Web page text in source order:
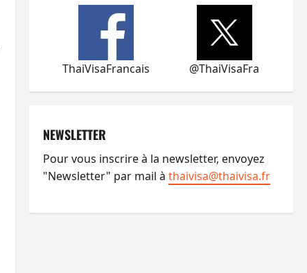
ThaiVisaFrancais @ThaiVisaFra
NEWSLETTER
Pour vous inscrire à la newsletter, envoyez
"Newsletter" par mail à thaivisa@thaivisa.fr